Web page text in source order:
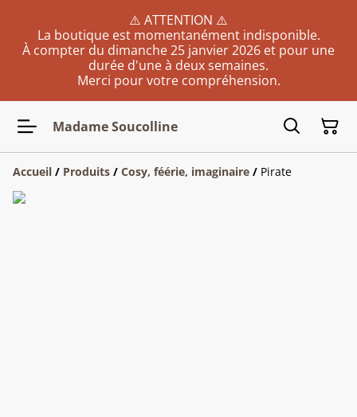
⚠️ ATTENTION ⚠️
La boutique est momentanément indisponible.
À compter du dimanche 25 janvier 2026 et pour une
durée d'une à deux semaines.
Merci pour votre compréhension.
Madame Soucolline
Accueil / Produits / Cosy, féérie, imaginaire / Pirate